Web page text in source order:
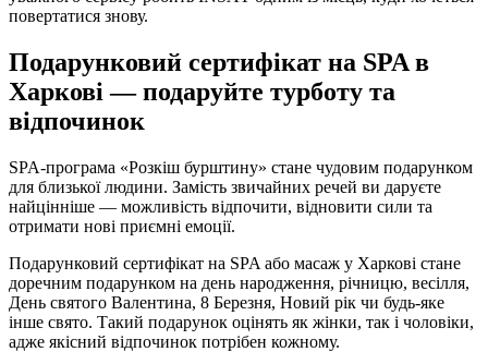
повертатися знову.
Подарунковий сертифікат на SPA в
Харкові — подаруйте турботу та
відпочинок
SPA-програма «Розкіш бурштину» стане чудовим подарунком
для близької людини. Замість звичайних речей ви даруєте
найцінніше — можливість відпочити, відновити сили та
отримати нові приємні емоції.
Подарунковий сертифікат на SPA або масаж у Харкові стане
доречним подарунком на день народження, річницю, весілля,
День святого Валентина, 8 Березня, Новий рік чи будь-яке
інше свято. Такий подарунок оцінять як жінки, так і чоловіки,
адже якісний відпочинок потрібен кожному.